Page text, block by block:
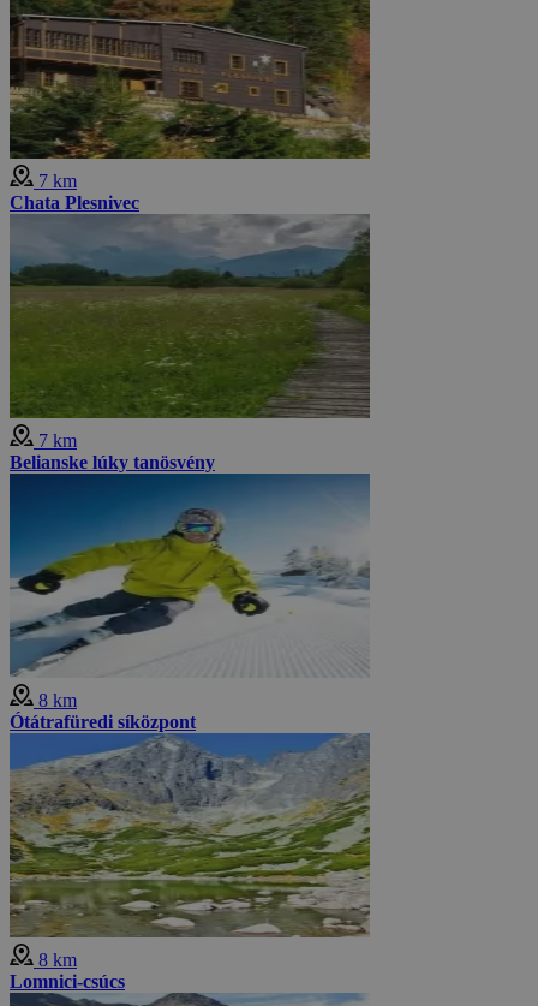
7 km
Chata Plesnivec
7 km
Belianske lúky tanösvény
8 km
Ótátrafüredi síközpont
8 km
Lomnici-csúcs